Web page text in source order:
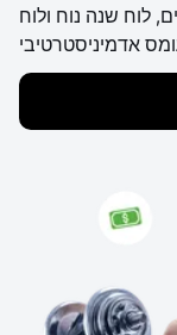
לוח שנה נוח ולוח